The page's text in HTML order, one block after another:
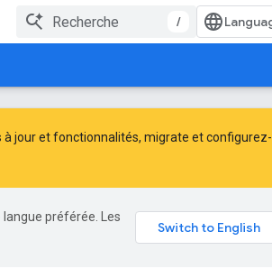
/
à jour et fonctionnalités, migrate etconfigurez-
préférée. Les